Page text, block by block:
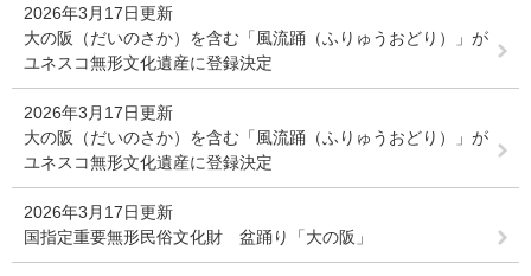
2026年3月17日更新
大の阪（だいのさか）を含む「風流踊（ふりゅうおどり）」が
ユネスコ無形文化遺産に登録決定
2026年3月17日更新
大の阪（だいのさか）を含む「風流踊（ふりゅうおどり）」が
ユネスコ無形文化遺産に登録決定
2026年3月17日更新
国指定重要無形民俗文化財 盆踊り「大の阪」